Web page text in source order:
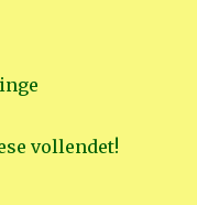
vollendet!